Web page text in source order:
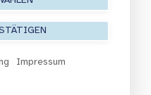
Becker, Béatrice
Impressum